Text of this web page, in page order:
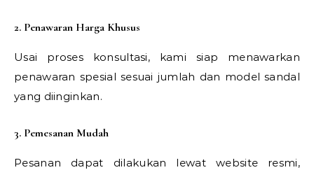
2. Penawaran Harga Khusus
Usai proses konsultasi, kami siap menawarkan
penawaran spesial sesuai jumlah dan model sandal
yang diinginkan.
3. Pemesanan Mudah
Pesanan dapat dilakukan lewat website resmi,